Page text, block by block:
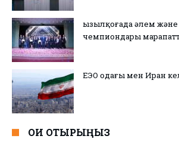
Қызылқоғада әлем
чемпиондары
ЕЭО одағы мен Иран
ОҚИ ОТЫРЫҢЫЗ